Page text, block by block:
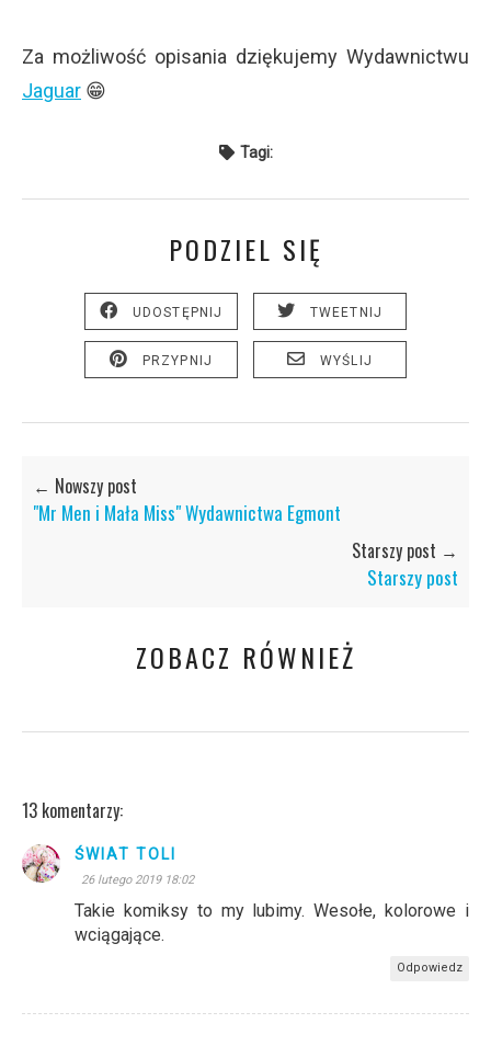
Za możliwość opisania dziękujemy Wydawnictwu
Jaguar 😁
Tagi:
PODZIEL SIĘ
UDOSTĘPNIJ TWEETNIJ
PRZYPNIJ WYŚLIJ
← Nowszy post
"Mr Men i Mała Miss" Wydawnictwa Egmont
Starszy post →
Starszy post
ZOBACZ RÓWNIEŻ
13 komentarzy:
ŚWIAT TOLI
26 lutego 2019 18:02
Takie komiksy to my lubimy. Wesołe, kolorowe i
wciągające.
Odpowiedz